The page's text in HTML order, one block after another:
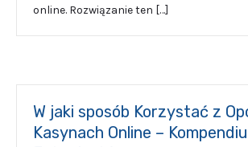
online. Rozwiązanie ten […]
W jaki sposób Korzystać z
Kasynach Online –